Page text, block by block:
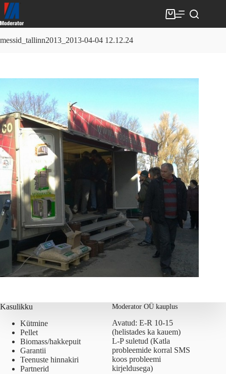
Skip
to
content
Shopping
cart
messid_tallinn2013_2013-04-04 12.12.24
Kasulikku
Kütmine
Pellet
Biomass/hakkepuit
Garantii
Teenuste hinnakiri
Partnerid
Moderator OÜ kauplus
Avatud: E-R 10-15
(helistades ka kauem)
L-P suletud (Katla
probleemide korral SMS
koos probleemi
kirjeldusega)